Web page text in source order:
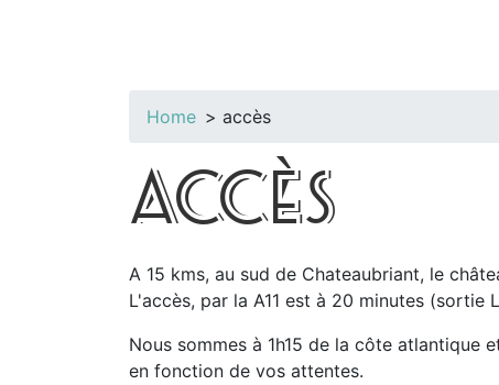
Home accès
ACCÈS
A 15 kms, au sud de Chateaubriant, le
L'accès, par la A11 est à 20 minutes (sortie
Nous sommes à 1h15 de la côte
en fonction de vos attentes.